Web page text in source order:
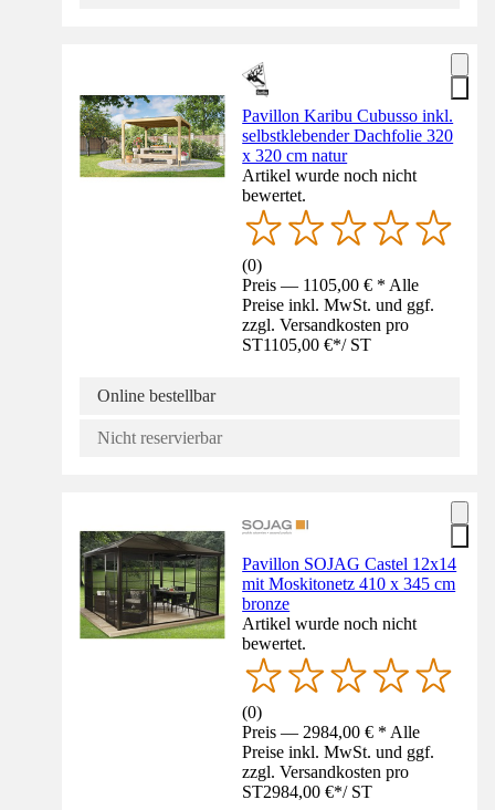
Pavillon Karibu Cubusso inkl.
selbstklebender Dachfolie 320
x 320 cm natur
Artikel wurde noch nicht
bewertet.
(0)
Preis — 1105,00 € * Alle
Preise inkl. MwSt. und ggf.
zzgl. Versandkosten pro
ST1105,00 €*/ ST
Online bestellbar
Nicht reservierbar
Pavillon SOJAG Castel 12x14
mit Moskitonetz 410 x 345 cm
bronze
Artikel wurde noch nicht
bewertet.
(0)
Preis — 2984,00 € * Alle
Preise inkl. MwSt. und ggf.
zzgl. Versandkosten pro
ST2984,00 €*/ ST